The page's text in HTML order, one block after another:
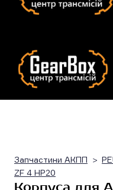
Запчастини АКПП
ZF 4 HP20